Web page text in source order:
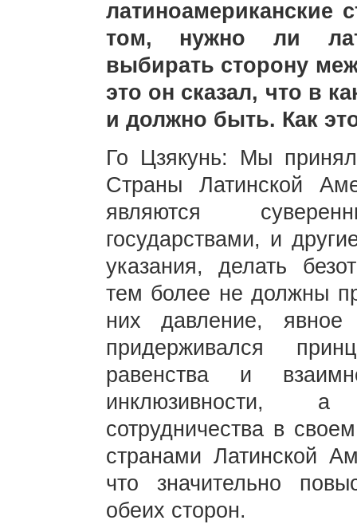
латиноамериканские
том, нужно ли
выбирать сторону
это он сказал, что в
и должно быть. Как
Го Цзякунь: Мы
Страны Латинской
являются
государствами, и
указания, делать
тем более не должны
них давление,
придерживался
равенства и
инклюзивности, а
сотрудничества в
странами Латинской
что значительно
обеих сторон.